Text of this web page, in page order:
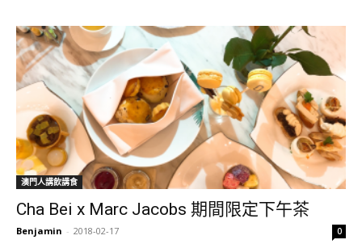
澳門人講飲講食
Cha Bei x Marc Jacobs 期間限定下午茶
Benjamin - 2018-02-17 0